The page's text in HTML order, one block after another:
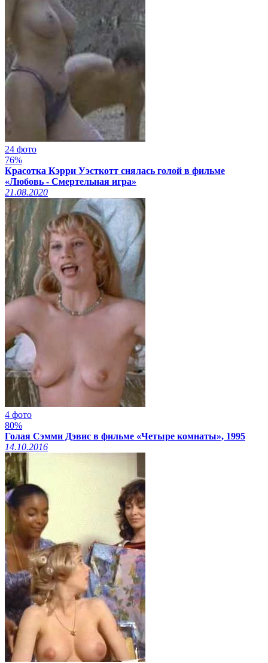
24 фото
76%
Красотка Кэрри Уэсткотт снялась голой в фильме
«Любовь - Смертельная игра»
21.08.2020
4 фото
80%
Голая Сэмми Дэвис в фильме «Четыре комнаты», 1995
14.10.2016